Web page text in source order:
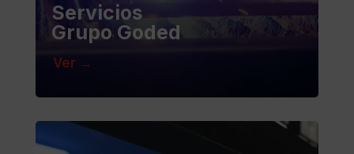
Servicios
Grupo Goded
Ver →